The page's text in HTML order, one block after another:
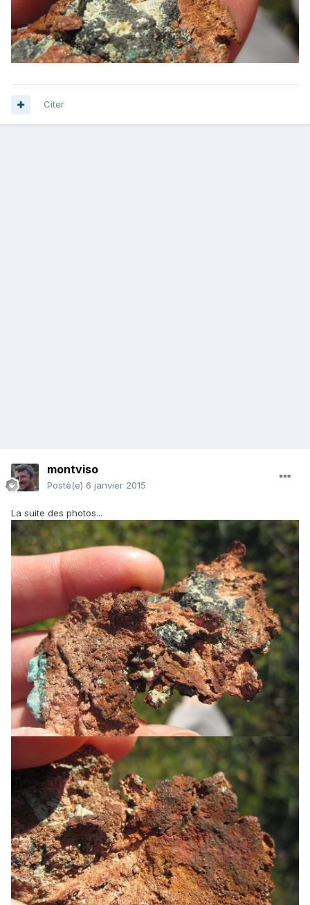
Citer
montviso
Posté(e) 6 janvier 2015
La suite des photos...